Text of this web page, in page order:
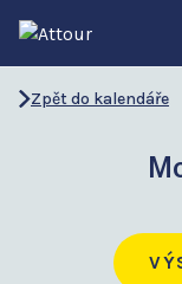
Zpět do kalendáře